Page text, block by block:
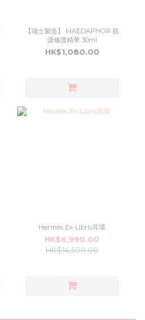
【瑞士製造】 MAEDAPHOR 肌
源修護精華 30ml
HK$1,080.00
Hermès Ex-Libris耳環
HK$6,990.00
HK$14,500.00